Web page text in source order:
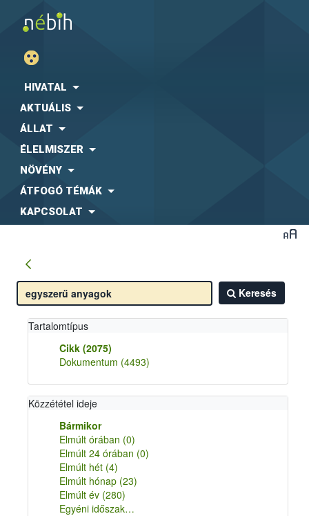
HIVATAL
AKTUÁLIS
ÁLLAT
ÉLELMISZER
NÖVÉNY
ÁTFOGÓ TÉMÁK
KAPCSOLAT
Keresés
Tartalomtípus
Cikk (2075)
Dokumentum (4493)
Közzététel ideje
Bármikor
Elmúlt órában (0)
Elmúlt 24 órában (0)
Elmúlt hét (4)
Elmúlt hónap (23)
Elmúlt év (280)
Egyéni időszak…